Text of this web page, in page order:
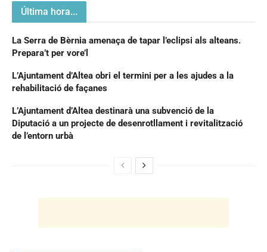
Última hora...
La Serra de Bèrnia amenaça de tapar l’eclipsi als alteans.
Prepara’t per vore’l
L’Ajuntament d’Altea obri el termini per a les ajudes a la
rehabilitació de façanes
L’Ajuntament d’Altea destinarà una subvenció de la
Diputació a un projecte de desenrotllament i revitalització
de l’entorn urbà